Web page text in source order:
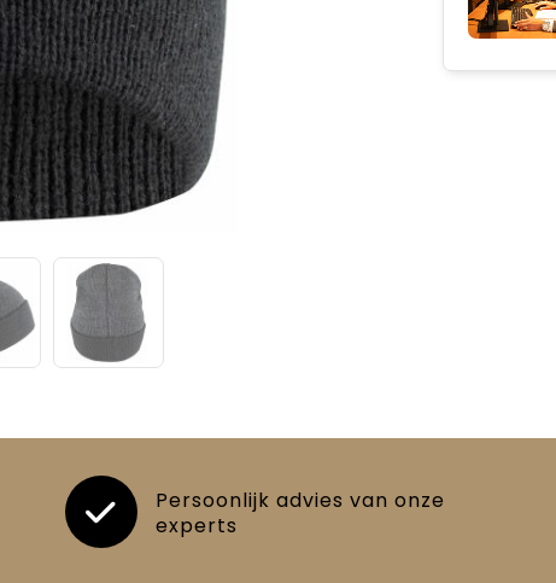
Persoonlijk advies van onze
experts